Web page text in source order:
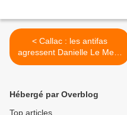
< Callac : les antifas
agressent Danielle Le Men,
Présidente des « Amis de
Hébergé par Overblog
Top articles